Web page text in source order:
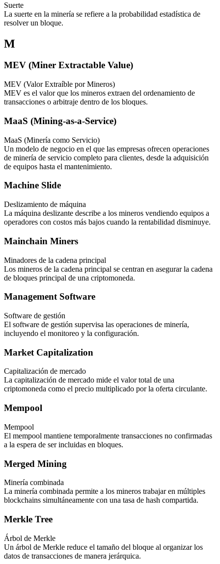
Suerte
La suerte en la minería se refiere a la probabilidad estadística de
resolver un bloque.
M
MEV (Miner Extractable Value)
MEV (Valor Extraíble por Mineros)
MEV es el valor que los mineros extraen del ordenamiento de
transacciones o arbitraje dentro de los bloques.
MaaS (Mining-as-a-Service)
MaaS (Minería como Servicio)
Un modelo de negocio en el que las empresas ofrecen operaciones
de minería de servicio completo para clientes, desde la adquisición
de equipos hasta el mantenimiento.
Machine Slide
Deslizamiento de máquina
La máquina deslizante describe a los mineros vendiendo equipos a
operadores con costos más bajos cuando la rentabilidad disminuye.
Mainchain Miners
Minadores de la cadena principal
Los mineros de la cadena principal se centran en asegurar la cadena
de bloques principal de una criptomoneda.
Management Software
Software de gestión
El software de gestión supervisa las operaciones de minería,
incluyendo el monitoreo y la configuración.
Market Capitalization
Capitalización de mercado
La capitalización de mercado mide el valor total de una
criptomoneda como el precio multiplicado por la oferta circulante.
Mempool
Mempool
El mempool mantiene temporalmente transacciones no confirmadas
a la espera de ser incluidas en bloques.
Merged Mining
Minería combinada
La minería combinada permite a los mineros trabajar en múltiples
blockchains simultáneamente con una tasa de hash compartida.
Merkle Tree
Árbol de Merkle
Un árbol de Merkle reduce el tamaño del bloque al organizar los
datos de transacciones de manera jerárquica.